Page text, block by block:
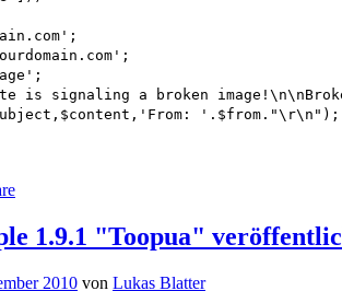
is signaling a broken
'.$from."\r\n");
1.9.1 "Toopua"
2010 von Lukas Blatter